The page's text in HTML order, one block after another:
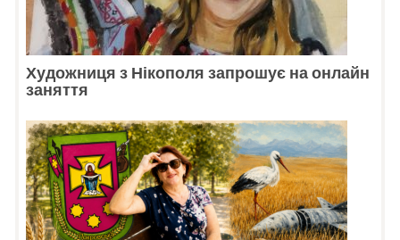
Художниця з Нікополя запрошує на онлайн
заняття